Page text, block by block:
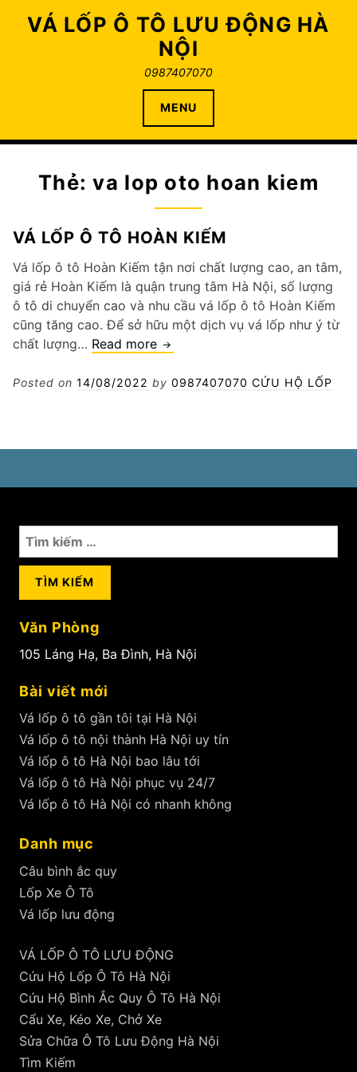
VÁ LỐP Ô TÔ LƯU ĐỘNG HÀ
NỘI
0987407070
MENU
Thẻ:va lop oto hoan kiem
VÁ LỐP Ô TÔ HOÀN KIẾM
Vá lốp ô tô Hoàn Kiếm tận nơi chất lượng cao, an tâm,
giá rẻ Hoàn Kiếm là quận trung tâm Hà Nội, số lượng
ô tô di chuyển cao và nhu cầu vá lốp ô tô Hoàn Kiếm
cũng tăng cao. Để sở hữu một dịch vụ vá lốp như ý từ
chất lượng… Read more Vá
ô
Posted on 14/08/2022 by 0987407070 CỨU HỘ LỐP
Tìm
kiếm
cho:
Văn Phòng
105 Láng Hạ, Ba Đình, Hà Nội
Bài viết mới
Vá lốp ô tô gần tôi tại Hà Nội
Vá lốp ô tô nội thành Hà Nội uy tín
Vá lốp ô tô Hà Nội bao lâu tới
Vá lốp ô tô Hà Nội phục vụ 24/7
Vá lốp ô tô Hà Nội có nhanh không
Danh mục
Câu bình ắc quy
Lốp Xe Ô Tô
Vá lốp lưu động
VÁ LỐP Ô TÔ LƯU ĐỘNG
Cứu Hộ Lốp Ô Tô Hà Nội
Cứu Hộ Bình Ắc Quy Ô Tô Hà Nội
Cẩu Xe, Kéo Xe, Chở Xe
Sửa Chữa Ô Tô Lưu Động Hà Nội
Tìm Kiếm